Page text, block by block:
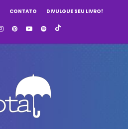
CONTATO DIVULGUE SEU LIVRO!